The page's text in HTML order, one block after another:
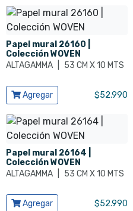
Papel mural 26160 |
Colección WOVEN
ALTAGAMMA
53 CM X 10 MTS
Ver producto
Agregar $52.990
Papel mural 26164 |
Colección WOVEN
ALTAGAMMA
53 CM X 10 MTS
Ver producto
Agregar $52.990